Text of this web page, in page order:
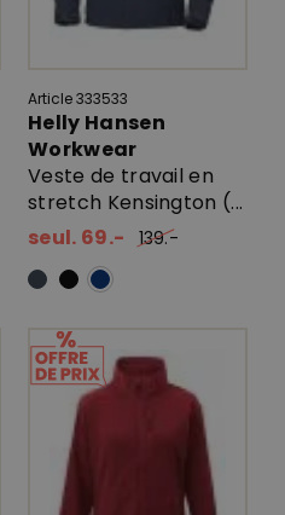
Article 333533
Helly Hansen
Workwear
Veste de travail en
stretch Kensington (...
seul. 69.-
139.-